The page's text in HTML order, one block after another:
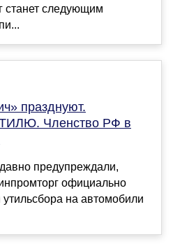
станет следующим
празднуют.
Членство РФ в
предупреждали,
официально
на автомобили